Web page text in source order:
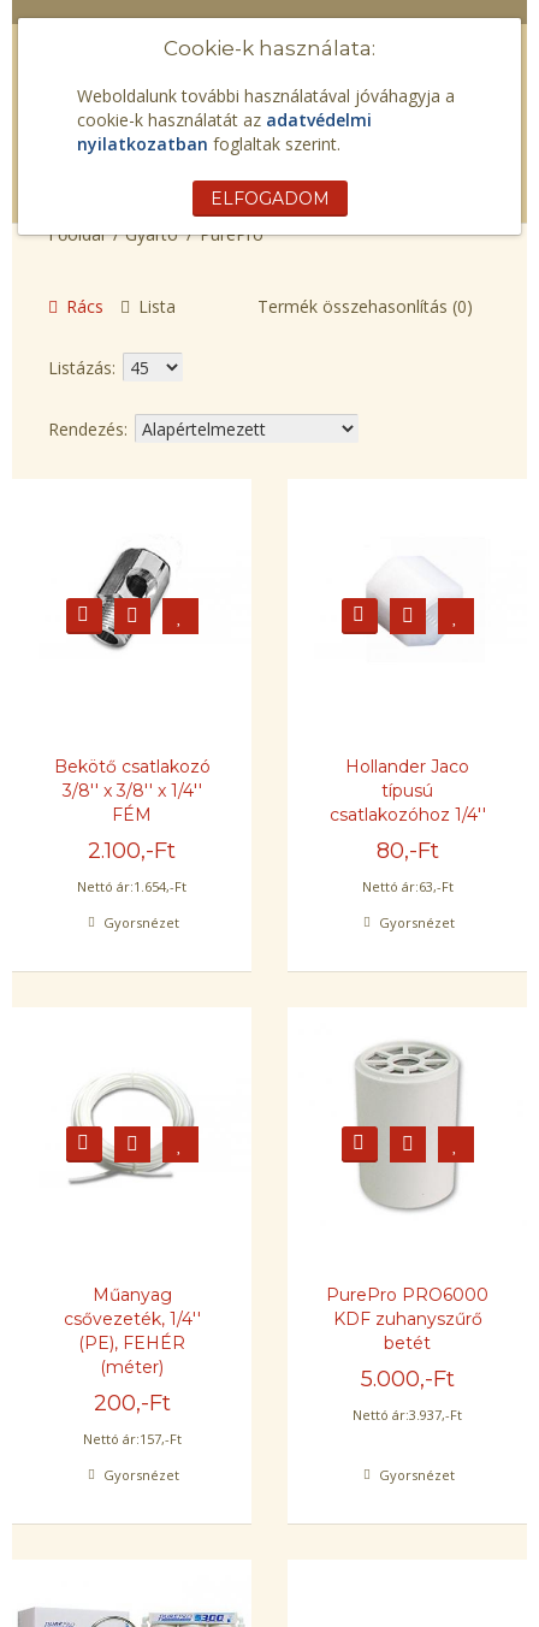
Cookie-k használata:
Weboldalunk további használatával jóváhagyja a
cookie-k használatát az adatvédelmi
nyilatkozatban foglaltak szerint.
ELFOGADOM
Gyártó PurePro
Rács Lista Termék összehasonlítás (0)
Listázás:
Rendezés:
Bekötő csatlakozó
3/8'' x 3/8'' x 1/4''
FÉM
2.100,-Ft
Nettó ár:1.654,-Ft
Gyorsnézet
Hollander Jaco
típusú
csatlakozóhoz 1/4''
80,-Ft
Nettó ár:63,-Ft
Gyorsnézet
Műanyag
csővezeték, 1/4''
(PE), FEHÉR
(méter)
200,-Ft
Nettó ár:157,-Ft
Gyorsnézet
PurePro PRO6000
KDF zuhanyszűrő
betét
5.000,-Ft
Nettó ár:3.937,-Ft
Gyorsnézet